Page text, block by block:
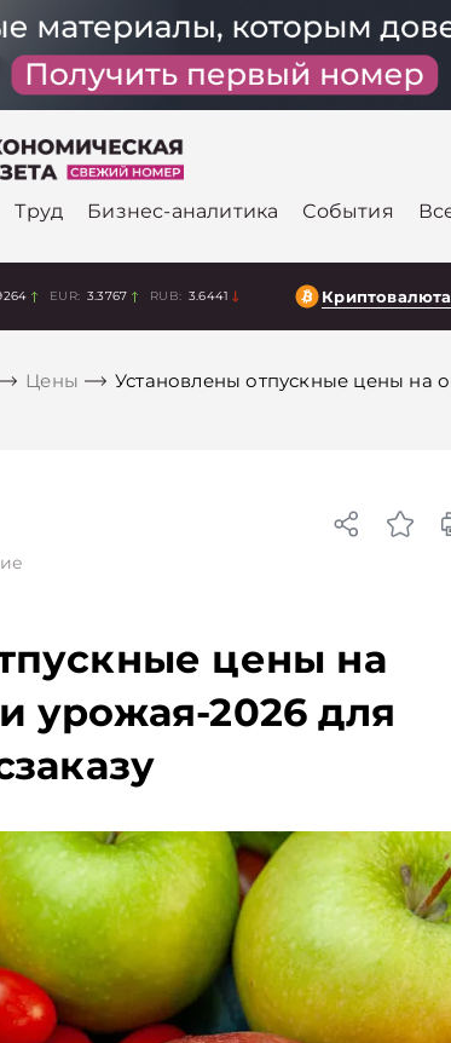
Труд Бизнес-аналитика События
EUR: 3.3767 RUB: 3.6441 Криптовалюта
Цены Установлены отпускные цены на
цены на
урожая-2026 для